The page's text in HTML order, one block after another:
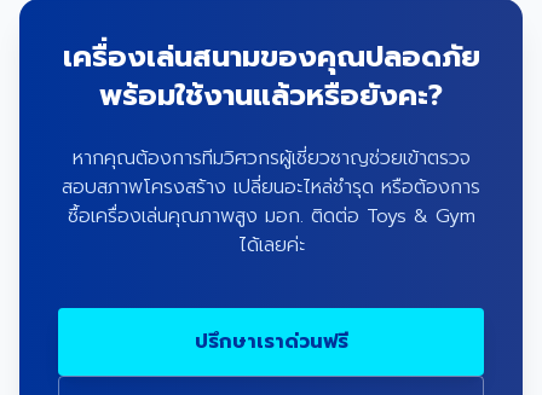
เครื่องเล่นสนามของคุณปลอดภัย
พร้อมใช้งานแล้วหรือยังคะ?
หากคุณต้องการทีมวิศวกรผู้เชี่ยวชาญช่วยเข้าตรวจ
สอบสภาพโครงสร้าง เปลี่ยนอะไหล่ชำรุด หรือต้องการ
ซื้อเครื่องเล่นคุณภาพสูง มอก. ติดต่อ Toys & Gym
ได้เลยค่ะ
ปรึกษาเราด่วนฟรี